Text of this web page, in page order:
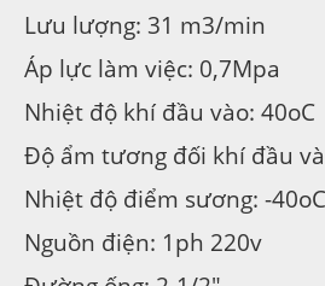
Lưu lượng: 31 m3/min
Áp lực làm việc: 0,7Mpa
Nhiệt độ khí đầu vào: 40oC
Độ ẩm tương đối khí đầu
Nhiệt độ điểm sương: -40oC
Nguồn điện: 1ph 220v